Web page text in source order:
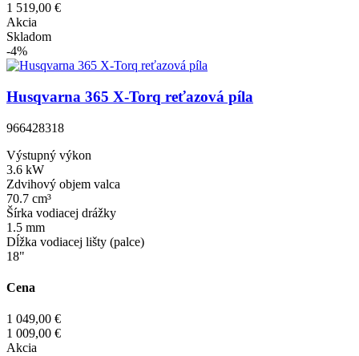
1 519,00 €
Akcia
Skladom
-4%
Husqvarna 365 X-Torq reťazová píla
966428318
Výstupný výkon
3.6 kW
Zdvihový objem valca
70.7 cm³
Šírka vodiacej drážky
1.5 mm
Dĺžka vodiacej lišty (palce)
18"
Cena
1 049,00 €
1 009,00 €
Akcia